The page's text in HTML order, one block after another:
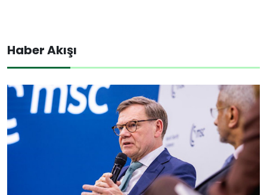
Haber Akışı